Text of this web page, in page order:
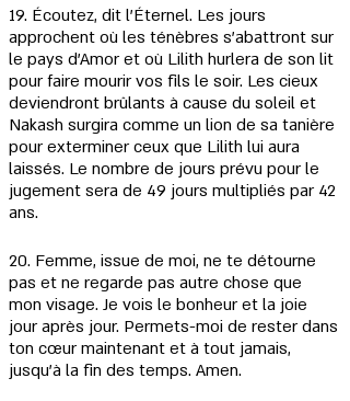
19. Écoutez, dit l'Éternel. Les jours
approchent où les ténèbres s'abattront sur
le pays d'Amor et où Lilith hurlera de son lit
pour faire mourir vos fils le soir. Les cieux
deviendront brûlants à cause du soleil et
Nakash surgira comme un lion de sa tanière
pour exterminer ceux que Lilith lui aura
laissés. Le nombre de jours prévu pour le
jugement sera de 49 jours multipliés par 42
ans.
20. Femme, issue de moi, ne te détourne
pas et ne regarde pas autre chose que
mon visage. Je vois le bonheur et la joie
jour après jour. Permets-moi de rester dans
ton cœur maintenant et à tout jamais,
jusqu'à la fin des temps. Amen.